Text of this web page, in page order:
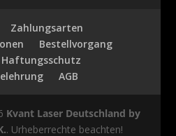
Zahlungsarten
Bestellvorgang
AGB
Kvant Laser Deutschland by
. Urheberrechte beachten!